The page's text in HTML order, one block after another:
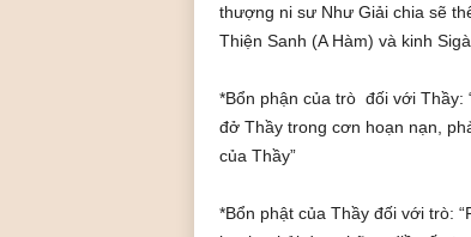
thượng ni sư Như Giải chia sẽ
Thiện Sanh (A Hàm) và kinh
*Bổn phận của trò đối với Thầy:
đở Thầy trong cơn hoạn nạn,
của Thầy”
*Bổn phật của Thầy đối với trò: